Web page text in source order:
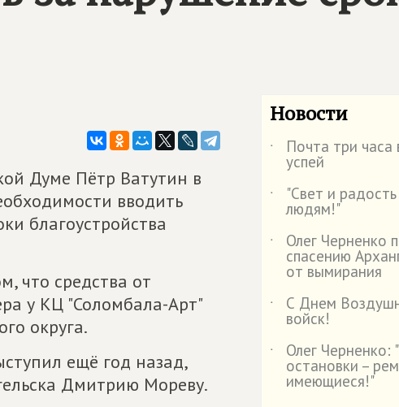
Думе Пётр Ватутин в
вводить
благоустройства
что средства от
у КЦ "Соломбала-Арт"
округа.
ещё год назад,
Дмитрию Мореву.
Новости
˙ Почта три часа
успей
˙
"Свет и
людям!"
˙
Олег Черненко
спасению
от вымирания
˙
С Днем
войск!
˙
Олег Черненко:
остановки –
имеющиеся!"